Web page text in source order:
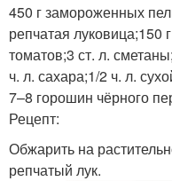
450 г замороженных
репчатая луковица;150
томатов;3 ст. л.
ч. л. сахара;1/2 ч. л.
7–8 горошин чёрного
Рецепт:
Обжарить на
репчатый лук.